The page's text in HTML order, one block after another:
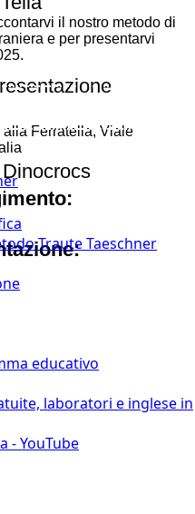
Traute Taeschner
educativo
laboratori e inglese in
- YouTube
il nostro metodo di
e per presentarvi
Ferratella, Viale